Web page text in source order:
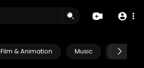
Film & Animation Music Pets &